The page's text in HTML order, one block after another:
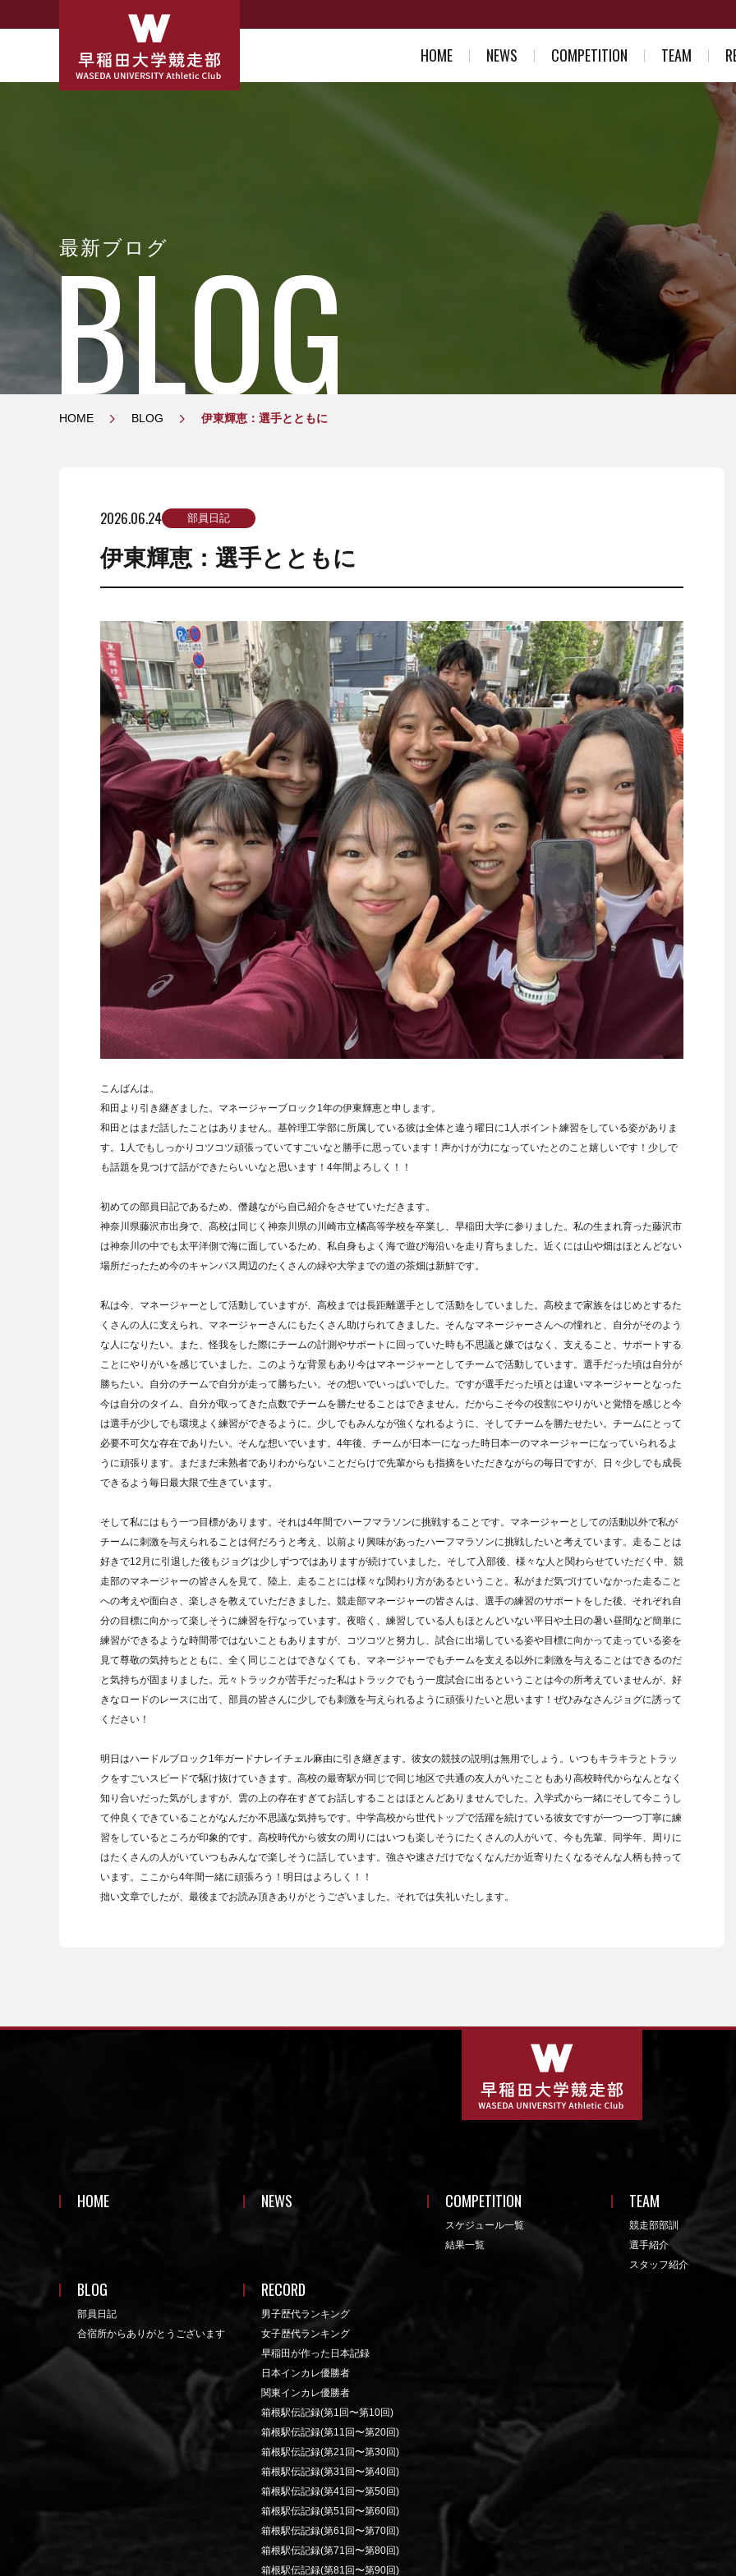
HOME NEWS COMPETITION TEAM
スタッフ紹介
入部を考
競走部へ
最新ブログ
HOME BLOG 伊東輝恵：選手とともに
2026.06.24 部員日記
伊東輝恵：選手とともに
こんばんは。
和田より引き継ぎました。マネージャーブロック1年の伊東輝恵と申します。
和田とはまだ話したことはありません。基幹理工学部に所属している彼は全体と違う曜日に1人ポイント練習をしている姿がありま
す。1人でもしっかりコツコツ頑張っていてすごいなと勝手に思っています！声かけが力になっていたとのこと嬉しいです！少しで
も話題を見つけて話ができたらいいなと思います！4年間よろしく！！
初めての部員日記であるため、僭越ながら自己紹介をさせていただきます。
神奈川県藤沢市出身で、高校は同じく神奈川県の川崎市立橘高等学校を卒業し、早稲田大学に参りました。私の生まれ育った藤沢市
は神奈川の中でも太平洋側で海に面しているため、私自身もよく海で遊び海沿いを走り育ちました。近くには山や畑はほとんどない
場所だったため今のキャンパス周辺のたくさんの緑や大学までの道の茶畑は新鮮です。
私は今、マネージャーとして活動していますが、高校までは長距離選手として活動をしていました。高校まで家族をはじめとするた
くさんの人に支えられ、マネージャーさんにもたくさん助けられてきました。そんなマネージャーさんへの憧れと、自分がそのよう
な人になりたい。また、怪我をした際にチームの計測やサポートに回っていた時も不思議と嫌ではなく、支えること、サポートする
ことにやりがいを感じていました。このような背景もあり今はマネージャーとしてチームで活動しています。選手だった頃は自分が
勝ちたい。自分のチームで自分が走って勝ちたい。その想いでいっぱいでした。ですが選手だった頃とは違いマネージャーとなった
今は自分のタイム、自分が取ってきた点数でチームを勝たせることはできません。だからこそ今の役割にやりがいと覚悟を感じと今
は選手が少しでも環境よく練習ができるように。少しでもみんなが強くなれるように、そしてチームを勝たせたい。チームにとって
必要不可欠な存在でありたい。そんな想いでいます。4年後、チームが日本一になった時日本一のマネージャーになっていられるよ
うに頑張ります。まだまだ未熟者でありわからないことだらけで先輩からも指摘をいただきながらの毎日ですが、日々少しでも成長
できるよう毎日最大限で生きています。
そして私にはもう一つ目標があります。それは4年間でハーフマラソンに挑戦することです。マネージャーとしての活動以外で私が
チームに刺激を与えられることは何だろうと考え、以前より興味があったハーフマラソンに挑戦したいと考えています。走ることは
好きで12月に引退した後もジョグは少しずつではありますが続けていました。そして入部後、様々な人と関わらせていただく中、競
走部のマネージャーの皆さんを見て、陸上、走ることには様々な関わり方があるということ。私がまだ気づけていなかった走ること
への考えや面白さ、楽しさを教えていただきました。競走部マネージャーの皆さんは、選手の練習のサポートをした後、それぞれ自
分の目標に向かって楽しそうに練習を行なっています。夜暗く、練習している人もほとんどいない平日や土日の暑い昼間など簡単に
練習ができるような時間帯ではないこともありますが、コツコツと努力し、試合に出場している姿や目標に向かって走っている姿を
見て尊敬の気持ちとともに、全く同じことはできなくても、マネージャーでもチームを支える以外に刺激を与えることはできるのだ
と気持ちが固まりました。元々トラックが苦手だった私はトラックでもう一度試合に出るということは今の所考えていませんが、好
きなロードのレースに出て、部員の皆さんに少しでも刺激を与えられるように頑張りたいと思います！ぜひみなさんジョグに誘って
ください！
明日はハードルブロック1年ガードナレイチェル麻由に引き継ぎます。彼女の競技の説明は無用でしょう。いつもキラキラとトラッ
クをすごいスピードで駆け抜けていきます。高校の最寄駅が同じで同じ地区で共通の友人がいたこともあり高校時代からなんとなく
知り合いだった気がしますが、雲の上の存在すぎてお話しすることはほとんどありませんでした。入学式から一緒にそして今こうし
て仲良くできていることがなんだか不思議な気持ちです。中学高校から世代トップで活躍を続けている彼女ですが一つ一つ丁寧に練
習をしているところが印象的です。高校時代から彼女の周りにはいつも楽しそうにたくさんの人がいて、今も先輩、同学年、周りに
はたくさんの人がいていつもみんなで楽しそうに話しています。強さや速さだけでなくなんだか近寄りたくなるそんな人柄も持って
います。ここから4年間一緒に頑張ろう！明日はよろしく！！
拙い文章でしたが、最後までお読み頂きありがとうございました。それでは失礼いたします。
HOME NEWS COMPETITION
スケジュール一覧
結果一覧
TEAM
競走部部訓
選手紹介
スタッフ紹介
BLOG
部員日記
合宿所からありがとうございます
RECORD
男子歴代ランキング
女子歴代ランキング
早稲田が作った日本記録
日本インカレ優勝者
関東インカレ優勝者
箱根駅伝記録(第1回〜第10回)
箱根駅伝記録(第11回〜第20回)
箱根駅伝記録(第21回〜第30回)
箱根駅伝記録(第31回〜第40回)
箱根駅伝記録(第41回〜第50回)
箱根駅伝記録(第51回〜第60回)
箱根駅伝記録(第61回〜第70回)
箱根駅伝記録(第71回〜第80回)
箱根駅伝記録(第81回〜第90回)